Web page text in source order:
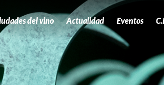
del vino Actualidad Eventos